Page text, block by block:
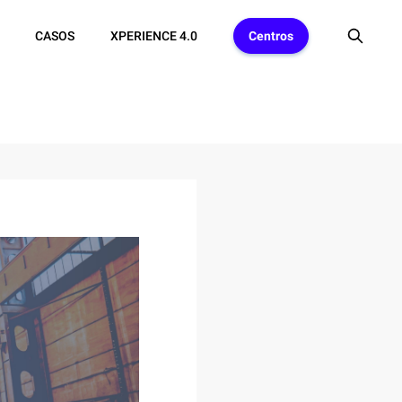
CASOS XPERIENCE 4.0 Centros